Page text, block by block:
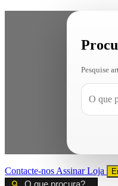
Pesquise
Contacte-nos AssinarLoja